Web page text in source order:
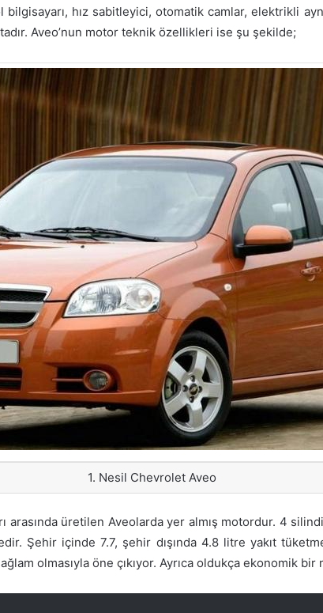
bilgisayarı, hız sabitleyici, otomatik camlar, elektrikli
Aveo’nun motor teknik özellikleri ise şu şekilde;
1. Nesil Chevrolet Aveo
arasında üretilen Aveolarda yer almış motordur. 4
Şehir içinde 7.7, şehir dışında 4.8 litre yakıt
olmasıyla öne çıkıyor. Ayrıca oldukça ekonomik bir